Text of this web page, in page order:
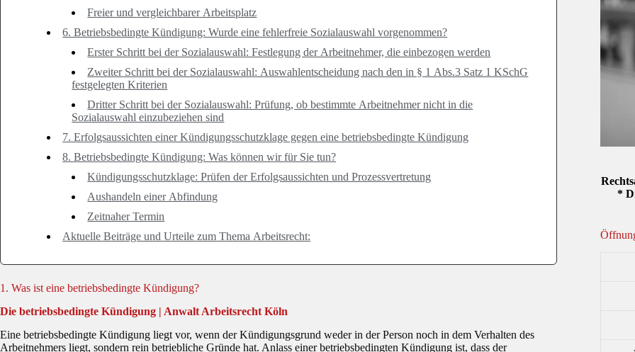
Freier und vergleichbarer Arbeitsplatz
6. Betriebsbedingte Kündigung: Wurde eine fehlerfreie Sozialauswahl vorgenommen?
Erster Schritt bei der Sozialauswahl: Festlegung der Arbeitnehmer, die einbezogen werden
Zweiter Schritt bei der Sozialauswahl: Auswahlentscheidung nach den in § 1 Abs.3 Satz 1 KSchG
festgelegten Kriterien
Dritter Schritt bei der Sozialauswahl: Prüfung, ob bestimmte Arbeitnehmer nicht in die
Sozialauswahl einzubeziehen sind
7. Erfolgsaussichten einer Kündigungsschutzklage gegen eine betriebsbedingte Kündigung
8. Betriebsbedingte Kündigung: Was können wir für Sie tun?
Kündigungsschutzklage: Prüfen der Erfolgsaussichten und Prozessvertretung
Aushandeln einer Abfindung
Zeitnaher Termin
Aktuelle Beiträge und Urteile zum Thema Arbeitsrecht:
1. Was ist eine betriebsbedingte Kündigung?
Die betriebsbedingte Kündigung | Anwalt Arbeitsrecht Köln
Eine betriebsbedingte Kündigung liegt vor, wenn der Kündigungsgrund weder in der Person noch in dem Verhalten des
Arbeitnehmers liegt, sondern rein betriebliche Gründe hat. Anlass einer betriebsbedingten Kündigung ist, dass der
*